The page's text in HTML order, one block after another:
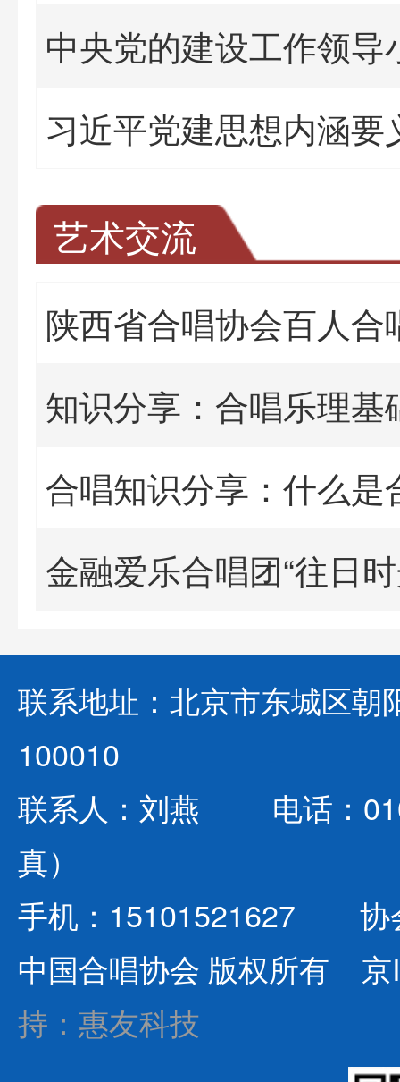
习近平党建思想内涵要
艺术交流
陕西省合唱协会百人合
知识分享：合唱乐理基
合唱知识分享：什么是
联系地址：北京市东城区
100010
联系人：刘燕 电话：
真）
手机：15101521627 协
中国合唱协会 版权所有
持：惠友科技